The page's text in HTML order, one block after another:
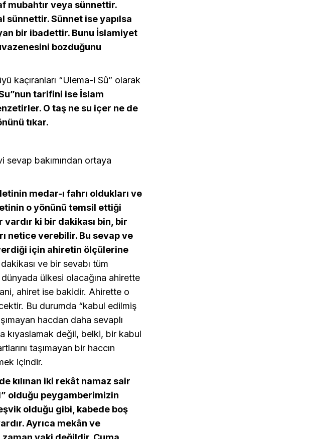
mubahtır veya sünnettir.
sünnettir. Sünnet ise yapılsa
bir ibadettir. Bunu İslamiyet
bozduğunu
kaçıranları “Ulema-i Sû” olarak
tarifini ise İslam
O taş ne su içer ne de
tıkar.
sevap bakımından ortaya
medar-ı fahrı oldukları ve
o yönünü temsil ettiği
ki bir dakikası bin, bir
netice verebilir. Bu sevap ve
için ahiretin ölçülerine
ve bir sevabı tüm
ülkesi olacağına ahirette
ahiret ise bakidir. Ahirette o
Bu durumda “kabul edilmiş
hacdan daha sevaplı
kıyaslamak değil, belki, bir kabul
taşımayan bir haccın
içindir.
kılınan iki rekât namaz sair
olduğu peygamberimizin
olduğu gibi, kabede boş
Ayrıca mekân ve